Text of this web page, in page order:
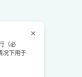
×
（必
况下用于